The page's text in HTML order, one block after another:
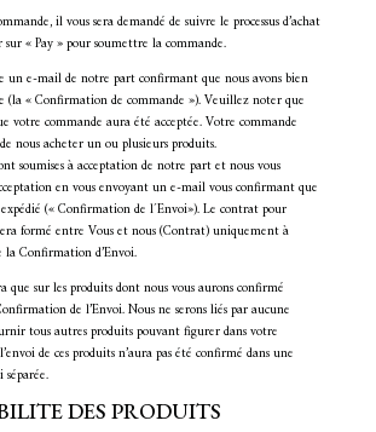
il vous sera demandé de suivre le processus d’achat
« Pay » pour soumettre la commande.
un e-mail de notre part confirmant que nous avons bien
(la « Confirmation de commande »). Veuillez noter que
votre commande aura été acceptée. Votre commande
nous acheter un ou plusieurs produits.
soumises à acceptation de notre part et nous vous
en vous envoyant un e-mail vous confirmant que
(« Confirmation de l´Envoi»). Le contrat pour
formé entre Vous et nous (Contrat) uniquement à
la Confirmation d’Envoi.
sur les produits dont nous vous aurons confirmé
de l’Envoi. Nous ne serons liés par aucune
tous autres produits pouvant figurer dans votre
de ces produits n’aura pas été confirmé dans une
DES PRODUITS